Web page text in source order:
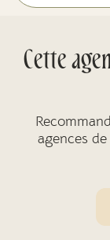
Cette
agences